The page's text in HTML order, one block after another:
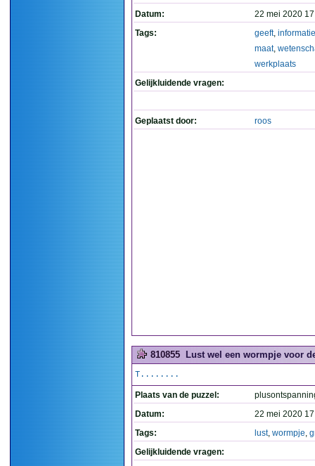
Datum:
22 mei 2020
Tags:
geeft, informatie
maat,
werkplaats
Gelijkluidende vragen:
Geplaatst door: roos
810855 Lust wel een wormpje voor
T........
Plaats van de puzzel:
Datum:
22 mei 2020
Tags:
lust, wormpje,
Gelijkluidende vragen: